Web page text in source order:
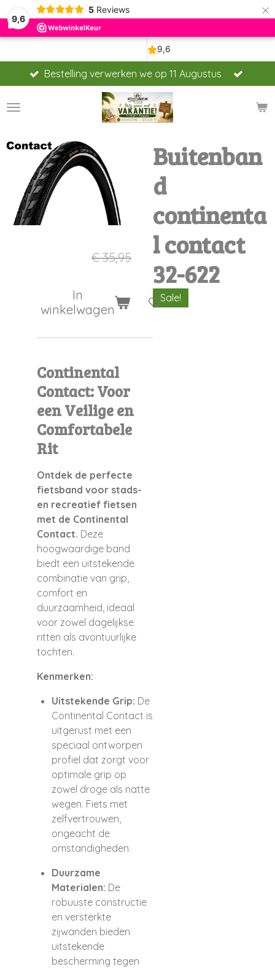
9,6
5 Reviews ×
Bestelling verwerken we op 11 Augustus
Buitenban
d
continenta
l contact
32-622
Sale!
€ 35,95
In
winkelwagen
Continental
Contact: Voor
een Veilige en
Comfortabele
Rit
Ontdek de perfecte
fietsband voor stads-
en recreatief fietsen
met de Continental
Contact. Deze
hoogwaardige band
biedt een uitstekende
combinatie van grip,
comfort en
duurzaamheid, ideaal
voor zowel dagelijkse
ritten als avontuurlijke
tochten.
Kenmerken:
Uitstekende Grip: De
Continental Contact is
uitgerust met een
speciaal ontworpen
profiel dat zorgt voor
optimale grip op
zowel droge als natte
wegen. Fiets met
zelfvertrouwen,
ongeacht de
omstandigheden.
Duurzame
Materialen: De
robuuste constructie
en versterkte
zijwanden bieden
uitstekende
bescherming tegen